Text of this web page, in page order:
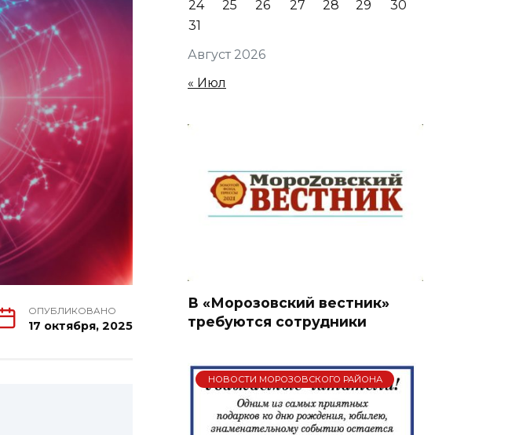
ОПУБЛИКОВАНО
17 октября, 2025
Август 2026
24
25 26 27 28 29
30
31
« Июл
В «Морозовский вестник»
требуются сотрудники
НОВОСТИ МОРОЗОВСКОГО РАЙОНА